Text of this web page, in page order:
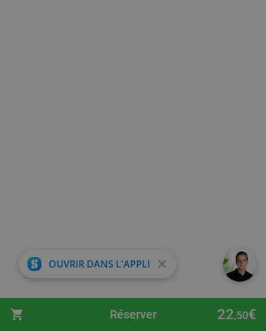
Réserver 22,50€
OUVRIR DANS L'APPLI close